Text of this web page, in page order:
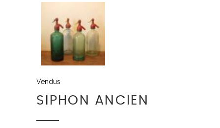
Vendus
SIPHON ANCIEN